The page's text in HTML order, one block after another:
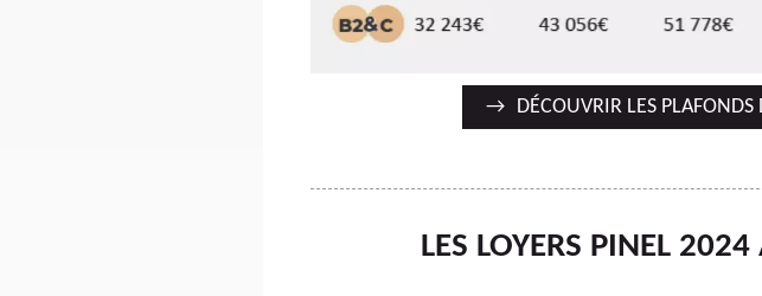
DÉCOUVRIR LES
LES LOYERS PINEL